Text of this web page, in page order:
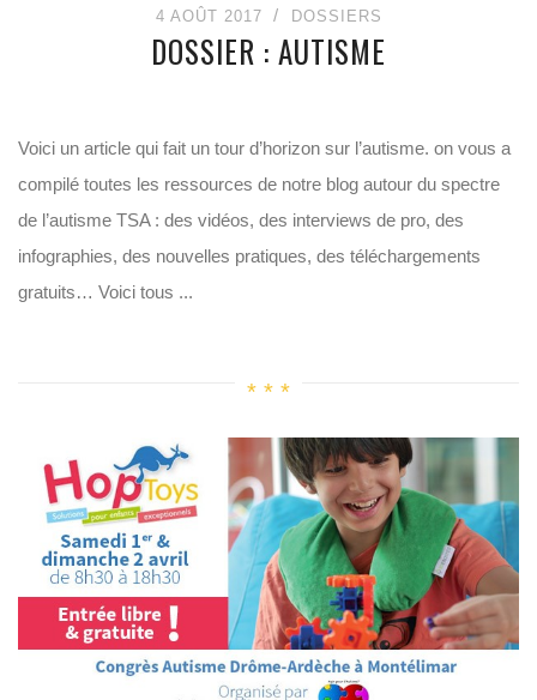
4 AOÛT 2017 DOSSIERS
DOSSIER : AUTISME
Voici un article qui fait un tour d’horizon sur l’autisme. on vous a
compilé toutes les ressources de notre blog autour du spectre
de l’autisme TSA : des vidéos, des interviews de pro, des
infographies, des nouvelles pratiques, des téléchargements
gratuits… Voici tous ...